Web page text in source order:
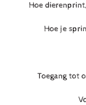
Hoe
Hoe je
Toegang tot